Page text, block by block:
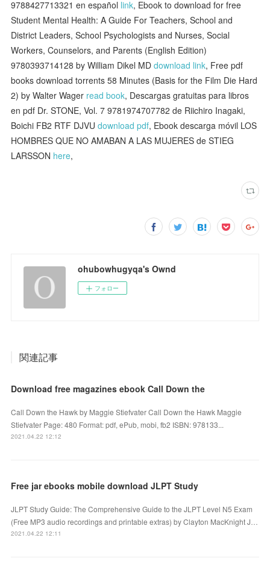
9788427713321 en español link, Ebook to download for free
Student Mental Health: A Guide For Teachers, School and
District Leaders, School Psychologists and Nurses, Social
Workers, Counselors, and Parents (English Edition)
9780393714128 by William Dikel MDdownload link, Free pdf
books download torrents 58 Minutes (Basis for the Film Die Hard
2) by Walter Wager read book, Descargas gratuitas para libros
en pdf Dr. STONE, Vol. 7 9781974707782 de Riichiro Inagaki,
Boichi FB2 RTF DJVUdownload pdf, Ebook descarga móvil LOS
HOMBRES QUE NO AMABAN A LAS MUJERES de STIEG
LARSSON here,
ohubowhugyqa's Ownd
フォロー
関連記事
Download free magazines ebook Call Down the
Call Down the Hawk by Maggie Stiefvater Call Down the Hawk Maggie
Stiefvater Page: 480 Format: pdf, ePub, mobi, fb2 ISBN: 978133...
2021.04.22 12:12
Free jar ebooks mobile download JLPT Study
JLPT Study Guide: The Comprehensive Guide to the JLPT Level N5 Exam
(Free MP3 audio recordings and printable extras) by Clayton MacKnight J…
2021.04.22 12:11